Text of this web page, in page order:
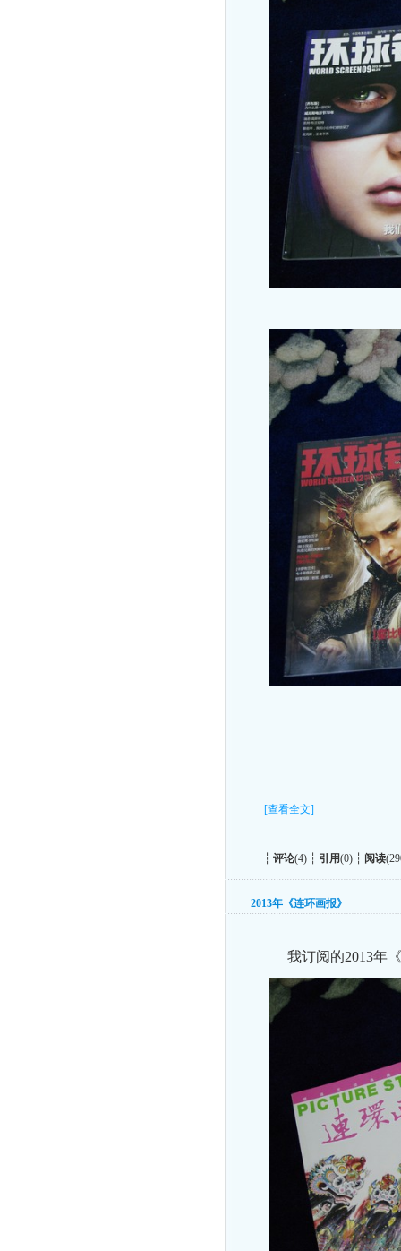
[查看全文]
┆ 评论(4) ┆ 引用(0) ┆ 阅读
2013年《连环画报》
我订阅的2013年